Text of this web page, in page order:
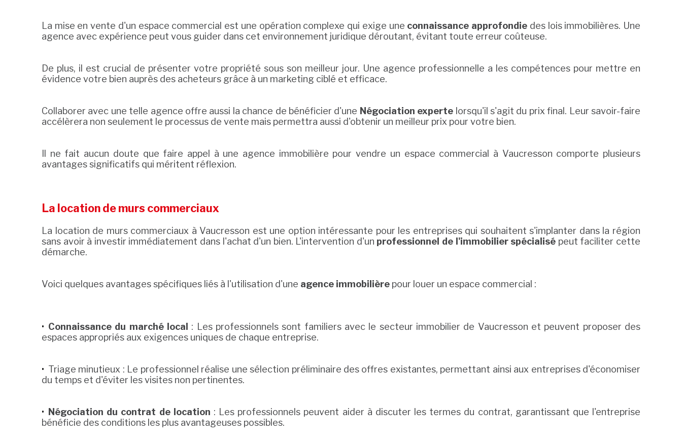
La mise en vente d'un espace commercial est une opération complexe qui exige une connaissance approfondie des lois immobilières. Une
agence avec expérience peut vous guider dans cet environnement juridique déroutant, évitant toute erreur coûteuse.
De plus, il est crucial de présenter votre propriété sous son meilleur jour. Une agence professionnelle a les compétences pour mettre en
évidence votre bien auprès des acheteurs grâce à un marketing ciblé et efficace.
Collaborer avec une telle agence offre aussi la chance de bénéficier d'une Négociation experte lorsqu'il s'agit du prix final. Leur savoir-faire
accélèrera non seulement le processus de vente mais permettra aussi d'obtenir un meilleur prix pour votre bien.
Il ne fait aucun doute que faire appel à une agence immobilière pour vendre un espace commercial à Vaucresson comporte plusieurs
avantages significatifs qui méritent réflexion.
La location de murs commerciaux
La location de murs commerciaux à Vaucresson est une option intéressante pour les entreprises qui souhaitent s'implanter dans la région
sans avoir à investir immédiatement dans l'achat d'un bien. L'intervention d'un professionnel de l'immobilier spécialisé peut faciliter cette
démarche.
Voici quelques avantages spécifiques liés à l'utilisation d'une agence immobilière pour louer un espace commercial :
Connaissance du marché local
: Les professionnels sont familiers avec le secteur immobilier de Vaucresson et peuvent proposer des
espaces appropriés aux exigences uniques de chaque entreprise.
Triage minutieux : Le professionnel réalise une sélection préliminaire des offres existantes, permettant ainsi aux entreprises d'économiser
du temps et d'éviter les visites non pertinentes.
Négociation du contrat de location : Les professionnels peuvent aider à discuter les termes du contrat, garantissant que l'entreprise
bénéficie des conditions les plus avantageuses possibles.